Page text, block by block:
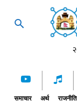
समाचार अर्थ राजनीति